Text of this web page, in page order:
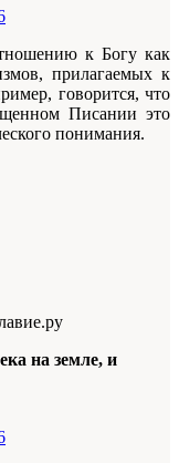
к Богу как
прилагаемых к
говорится, что
Писании это
понимания.
на земле, и